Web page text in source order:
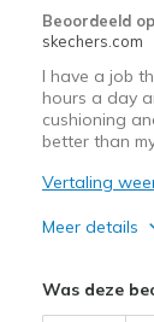
Beoordeeld op
skechers.com
I have a job
hours a day
cushioning
better than
Vertaling
Meer details
Was deze